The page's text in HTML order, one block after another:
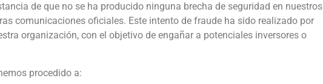
N/D
de que no se ha producido ninguna brecha de seguridad en nuestros
comunicaciones oficiales. Este intento de fraude ha sido realizado por
organización, con el objetivo de engañar a potenciales inversores o
procedido a: